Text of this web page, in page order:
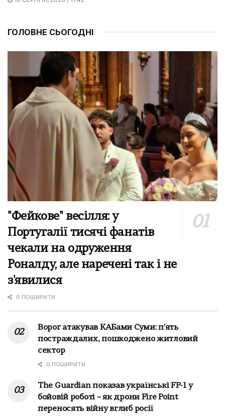
ГОЛОВНЕ СЬОГОДНІ
"Фейкове" весілля: у
Португалії тисячі фанатів
чекали на одруження
Роналду, але наречені так і не
з'явилися
0 ПОШИРИТИ
Ворог атакував КАБами Суми: п'ять
постраждалих, пошкоджено житловий
сектор
0 ПОШИРИТИ
The Guardian показав українські FP-1 у
бойовій роботі – як дрони Fire Point
переносять війну вглиб росії